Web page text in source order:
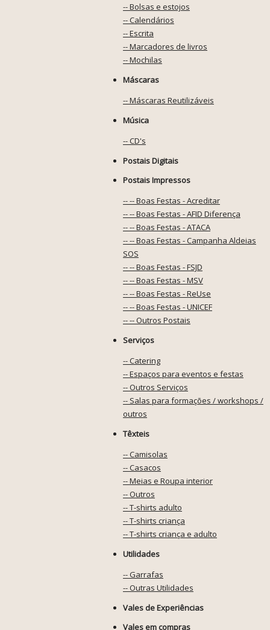
-- Bolsas e estojos
-- Calendários
-- Escrita
-- Marcadores de livros
-- Mochilas
Máscaras
-- Máscaras Reutilizáveis
Música
-- CD's
Postais Digitais
Postais Impressos
-- -- Boas Festas - Acreditar
-- -- Boas Festas - AFID Diferença
-- -- Boas Festas - ATACA
-- -- Boas Festas - Campanha Aldeias
SOS
-- -- Boas Festas - FSJD
-- -- Boas Festas - MSV
-- -- Boas Festas - ReUse
-- -- Boas Festas - UNICEF
-- -- Outros Postais
Serviços
-- Catering
-- Espaços para eventos e festas
-- Outros Serviços
-- Salas para formações / workshops /
outros
Têxteis
-- Camisolas
-- Casacos
-- Meias e Roupa interior
-- Outros
-- T-shirts adulto
-- T-shirts criança
-- T-shirts criança e adulto
Utilidades
-- Garrafas
-- Outras Utilidades
Vales de Experiências
Vales em compras